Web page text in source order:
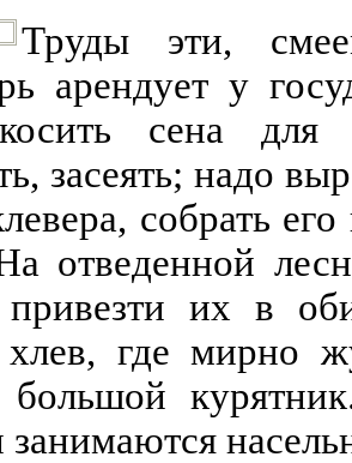
Труды эти,
арендует у
сена для
засеять; надо
собрать
отве­денной
их в
хлев, где мирно
занимаются